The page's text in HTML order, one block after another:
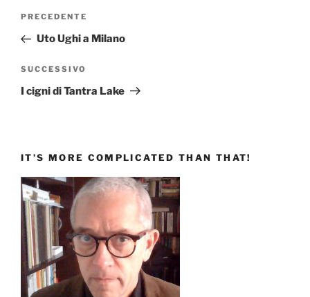
Navigazione
Articolo
precedente:
PRECEDENTE
Uto Ughi a Milano
Articolo
successivo
SUCCESSIVO
I cigni di Tantra Lake
IT’S MORE COMPLICATED THAN THAT!